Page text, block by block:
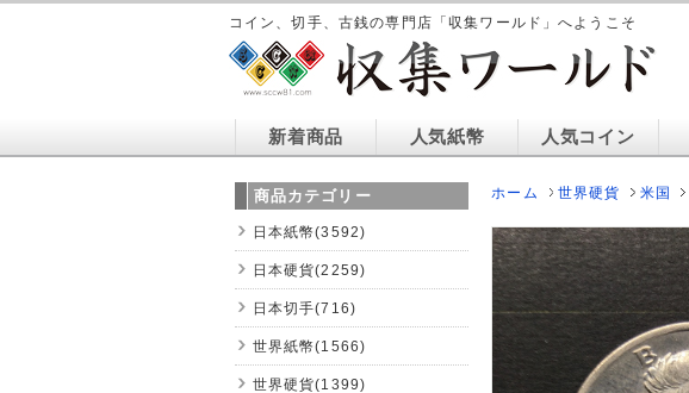
コイン、切手、古銭の専門店「収集ワールド」へようこそ
新着商品 人気紙幣 人気コイン
ホーム 世界硬貨 米国
商品カテゴリー
日本紙幣(3592)
日本硬貨(2259)
日本切手(716)
世界紙幣(1566)
世界硬貨(1399)